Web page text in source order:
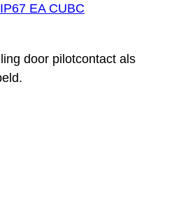
EA CUBC
door pilotcontact als